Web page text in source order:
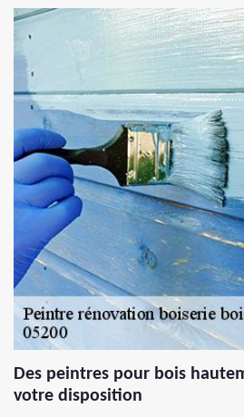
Des peintres pour bois
votre disposition